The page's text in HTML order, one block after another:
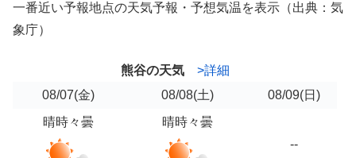
一番近い予報地点の天気予報・予想気温を表示（出典：気
象庁）
熊谷の天気
>詳細
08/07(金) 08/08(土) 08/09(日)
晴時々曇
晴時々曇
--